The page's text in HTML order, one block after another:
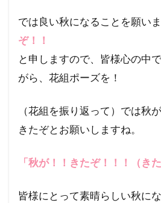
では良い秋になることを願い
ぞ！！
と申しますので、皆様心の中
がら、花組ポーズを！
（花組を振り返って）では秋
きたぞとお願いしますね。
「秋が！！きたぞ！！！（き
皆様にとって素晴らしい秋に